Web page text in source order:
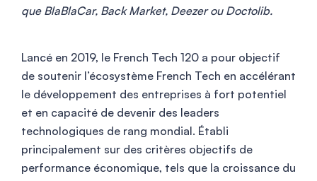
que BlaBlaCar, Back Market, Deezer ou Doctolib.
Lancé en 2019, le French Tech 120 a pour objectif
de soutenir l’écosystème French Tech en accélérant
le développement des entreprises à fort potentiel
et en capacité de devenir des leaders
technologiques de rang mondial. Établi
principalement sur des critères objectifs de
performance économique, tels que la croissance du